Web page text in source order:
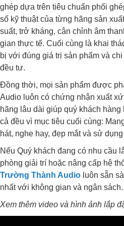
thanh dải âm bass chắc tiếng,
sắc và gọn.
Sản phẩm chính hãng của
tới 3 năm.
ghép dựa trên tiêu chuẩn phối
số kỹ thuật của từng hãng sản
suất, trở kháng, cân chỉnh âm
gian thực tế. Cuối cùng là khai
bị với đúng giá trị sản phẩm và
đều tư.
Đồng thời, mọi sản phẩm được
Audio luôn có chứng nhận xuất
hãng lâu dài giúp quý khách
cả đều vì mục tiêu cuối cùng:
hát, nghe hay, đẹp mắt và sử
Nếu Quý khách đang có nhu cầu
phòng giải trí hoặc nâng cấp hệ
Trường Thành Audio luôn sẵn
nhất với không gian và ngân sách.
Xem thêm video và hình ảnh lắp